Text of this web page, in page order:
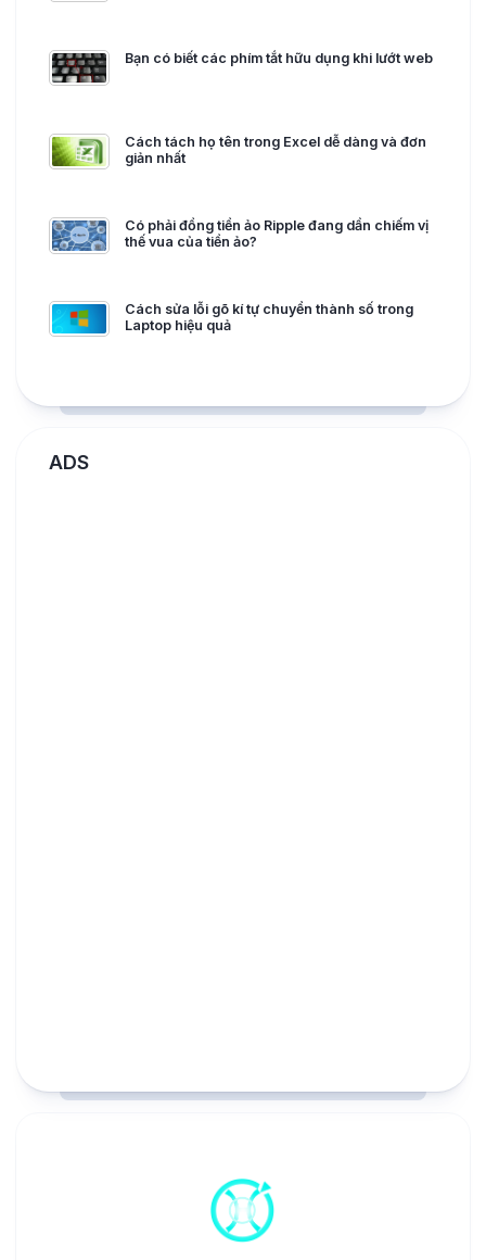
Bạn có biết các phím tắt hữu dụng khi lướt web
Cách tách họ tên trong Excel dễ dàng và đơn
giản nhất
Có phải đồng tiền ảo Ripple đang dần chiếm vị
thế vua của tiền ảo?
Cách sửa lỗi gõ kí tự chuyển thành số trong
Laptop hiệu quả
ADS